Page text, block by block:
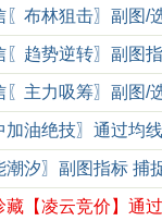
〖布林狙击〗副图/
〖趋势逆转〗副图
〖主力吸筹〗副图/
加油绝技〗通过均
潮汐〗副图指标 捕
藏【凌云竞价】通